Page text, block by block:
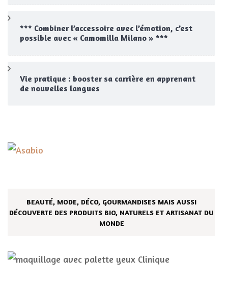
*** Combiner l’accessoire avec l’émotion, c’est
possible avec « Camomilla Milano » ***
Vie pratique : booster sa carrière en apprenant
de nouvelles langues
BEAUTÉ, MODE, DÉCO, GOURMANDISES MAIS AUSSI
DÉCOUVERTE DES PRODUITS BIO, NATURELS ET ARTISANAT DU
MONDE